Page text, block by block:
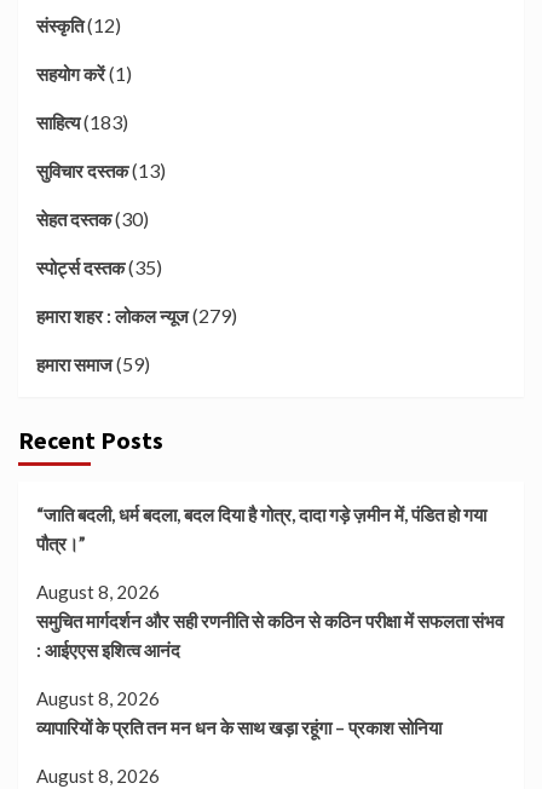
संस्कृति(12)
सहयोग करें(1)
साहित्य(183)
सुविचार दस्तक(13)
सेहत दस्तक(30)
स्पोर्ट्स दस्तक(35)
हमारा शहर : लोकल न्यूज(279)
हमारा समाज(59)
Recent Posts
“जाति बदली, धर्म बदला, बदल दिया है गोत्र, दादा गड़े ज़मीन में, पंडित हो गया
पौत्र।”
August 8, 2026
समुचित मार्गदर्शन और सही रणनीति से कठिन से कठिन परीक्षा में सफलता संभव
: आईएएस इशित्व आनंद
August 8, 2026
व्यापारियों के प्रति तन मन धन के साथ खड़ा रहूंगा – प्रकाश सोनिया
August 8, 2026